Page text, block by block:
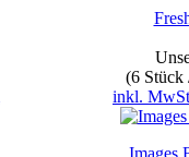
(6 Stück
inkl.
Images